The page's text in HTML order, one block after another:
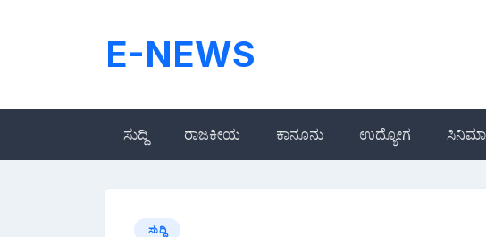
E-NEWS
ಸುದ್ದಿ ರಾಜಕೀಯ ಕಾನೂನು ಉದ್ಯೋಗ ಸಿನಿಮಾ
ಸುದ್ದಿ